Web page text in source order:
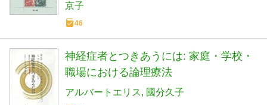
京子
46
神経症者とつきあうには: 家庭・学校・
職場における論理療法
アルバートエリス 國分久子